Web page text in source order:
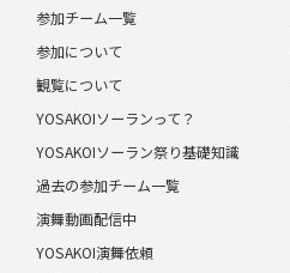
参加チーム一覧
参加について
観覧について
YOSAKOIソーランって？
YOSAKOIソーラン祭り基礎知識
過去の参加チーム一覧
演舞動画配信中
YOSAKOI演舞依頼